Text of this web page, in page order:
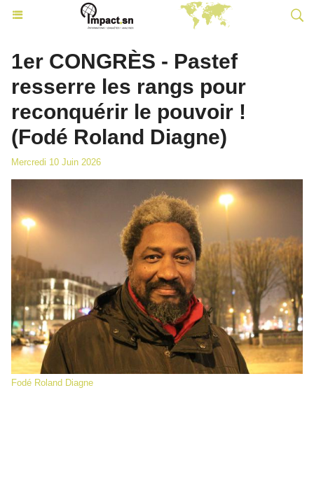
1er CONGRÈS - Pastef
resserre les rangs pour
reconquérir le pouvoir !
(Fodé Roland Diagne)
Mercredi 10 Juin 2026
Fodé Roland Diagne